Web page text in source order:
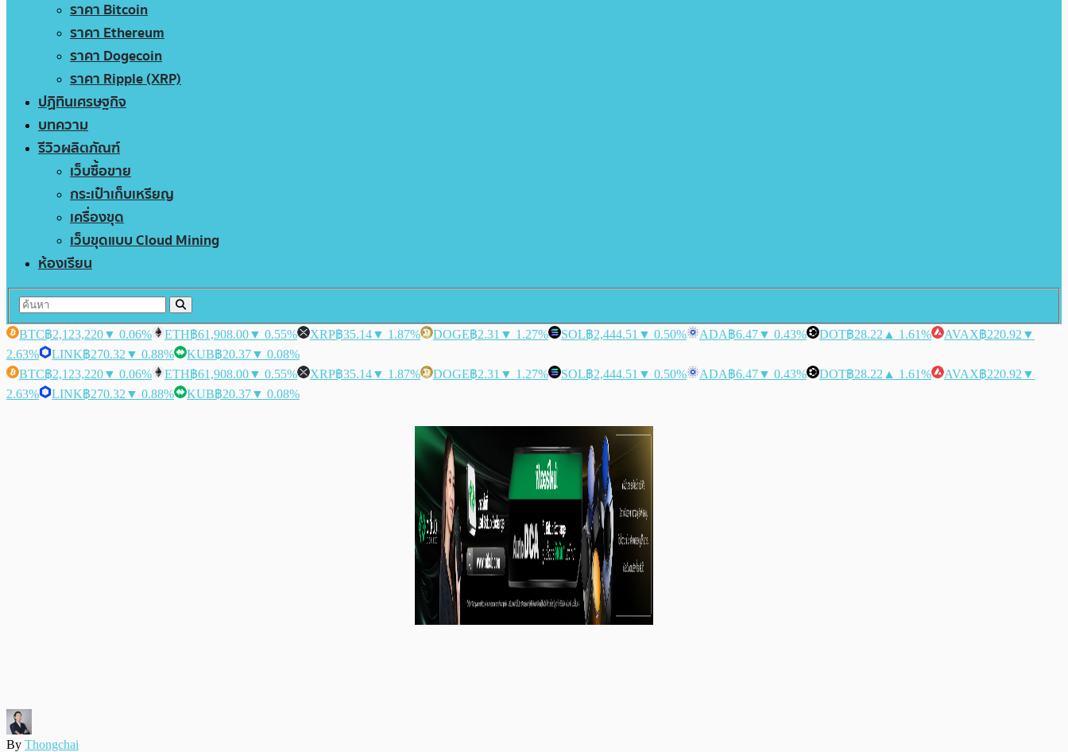
ราคา Bitcoin
ราคา Ethereum
ราคา Dogecoin
ราคา Ripple (XRP)
ปฏิทินเศรษฐกิจ
บทความ
รีวิวผลิตภัณฑ์
เว็บซื้อขาย
กระเป๋าเก็บเหรียญ
เครื่องขุด
เว็บขุดแบบ Cloud Mining
ห้องเรียน
BTC฿2,123,220▼ 0.06% ETH฿61,908.00▼ 0.55% XRP฿35.14▼ 1.87% DOGE฿2.31 ▼ 1.27% SOL฿2,444.51 ▼ 0.50% ADA฿6.47▼ 0.43% DOT฿28.22 ▲ 1.61% AVAX฿220.92 ▼
2.63%
LINK฿270.32 ▼ 0.88% KUB฿20.37▼ 0.08%
BTC฿2,123,220▼ 0.06% ETH฿61,908.00▼ 0.55% XRP฿35.14▼ 1.87% DOGE฿2.31 ▼ 1.27% SOL฿2,444.51 ▼ 0.50% ADA฿6.47▼ 0.43% DOT฿28.22 ▲ 1.61% AVAX฿220.92 ▼
2.63%
LINK฿270.32 ▼ 0.88% KUB฿20.37▼ 0.08%
By Thongchai